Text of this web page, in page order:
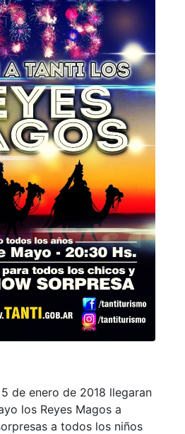
de enero de 2018 llegaran
los Reyes Magos a
a todos los niños